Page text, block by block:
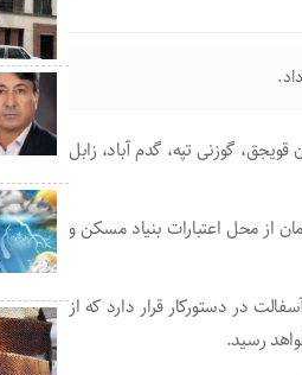
گوزنی تپه، گدم آباد، زابل
بیش از ۴۰ هزار متر مربع با اعتبار بیش از ۱۴میلیارد تومان از محل اعتبارات بنیاد مسکن و
در سطح ۳۶ روستا به میزان ۱۲۳ هزار مترمربع آسفالت در دستورکار قرار دارد که از